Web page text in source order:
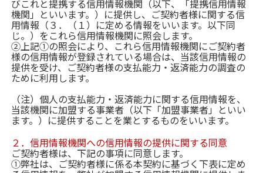
びこれと提携する信用情報機関（以下、「提携信用情報
機関」といいます。）に提供し、ご契約者様に関する信
用情報（３．（１）に定める情報をいいます。以下同
じ。）をこれら信用情報機関に照会します。
②上記①の照会により、これら信用情報機関にご契約者
様の信用情報が登録されている場合は、当該信用情報の
提供を受け、ご契約者様の支払能力・返済能力の調査の
ために利用します。
（注）個人の支払能力・返済能力に関する信用情報を、
当該機関に加盟する事業者（以下「加盟事業者」といい
ます。）に提供することを業とするものをいいます。
２．信用情報機関への信用情報の提供に関する同意
ご契約者様は、下記の事項に同意します。
①弊社は、ご契約者様に係る本契約に基づく下表に定め